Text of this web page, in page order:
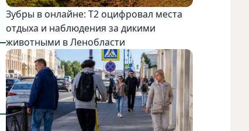
Зубры в онлайне: Т2 оцифровал места
отдыха и наблюдения за дикими
животными в Ленобласти